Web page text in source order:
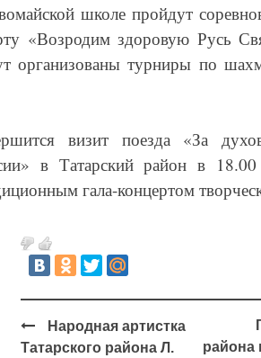
школе пройдут
«Возродим здоровую Русь
организованы турниры по
визит поезда «За
в Татарский район в
гала-концертом
Народная артистка
Татарского района Л.
района